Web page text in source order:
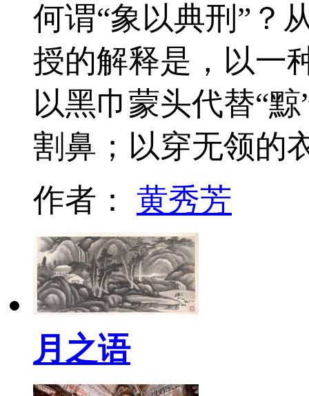
何谓“象以典刑”？
授的解释是，以一
以黑巾蒙头代替“
割鼻；以穿无领
作者： 黄秀芳
月之语